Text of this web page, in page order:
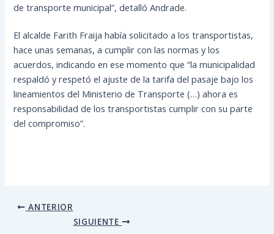
de transporte municipal”, detalló Andrade.
El alcalde Farith Fraija había solicitado a los transportistas,
hace unas semanas, a cumplir con las normas y los
acuerdos, indicando en ese momento que “la municipalidad
respaldó y respetó el ajuste de la tarifa del pasaje bajo los
lineamientos del Ministerio de Transporte (…) ahora es
responsabilidad de los transportistas cumplir con su parte
del compromiso”.
ANTERIOR
SIGUIENTE